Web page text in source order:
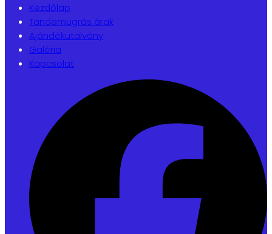
Kezdőlap
Tandemugrás árak
Ajándékutalvány
Galéria
Kapcsolat